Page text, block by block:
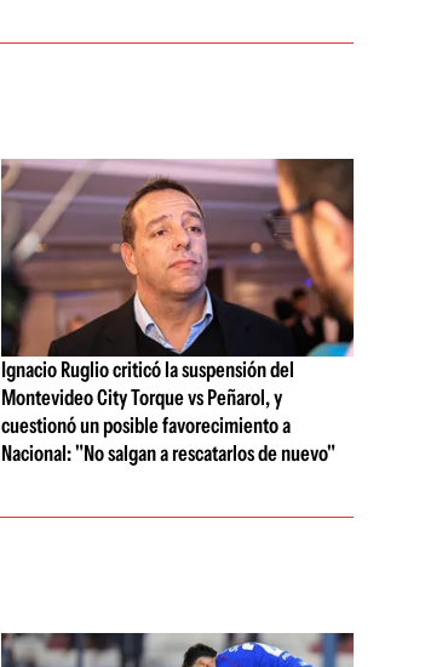
Ignacio Ruglio criticó la suspensión del
Montevideo City Torque vs Peñarol, y
cuestionó un posible favorecimiento a
Nacional: "No salgan a rescatarlos de nuevo"